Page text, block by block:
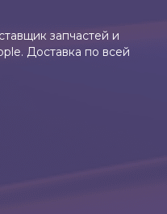
запчастей и
Доставка по всей